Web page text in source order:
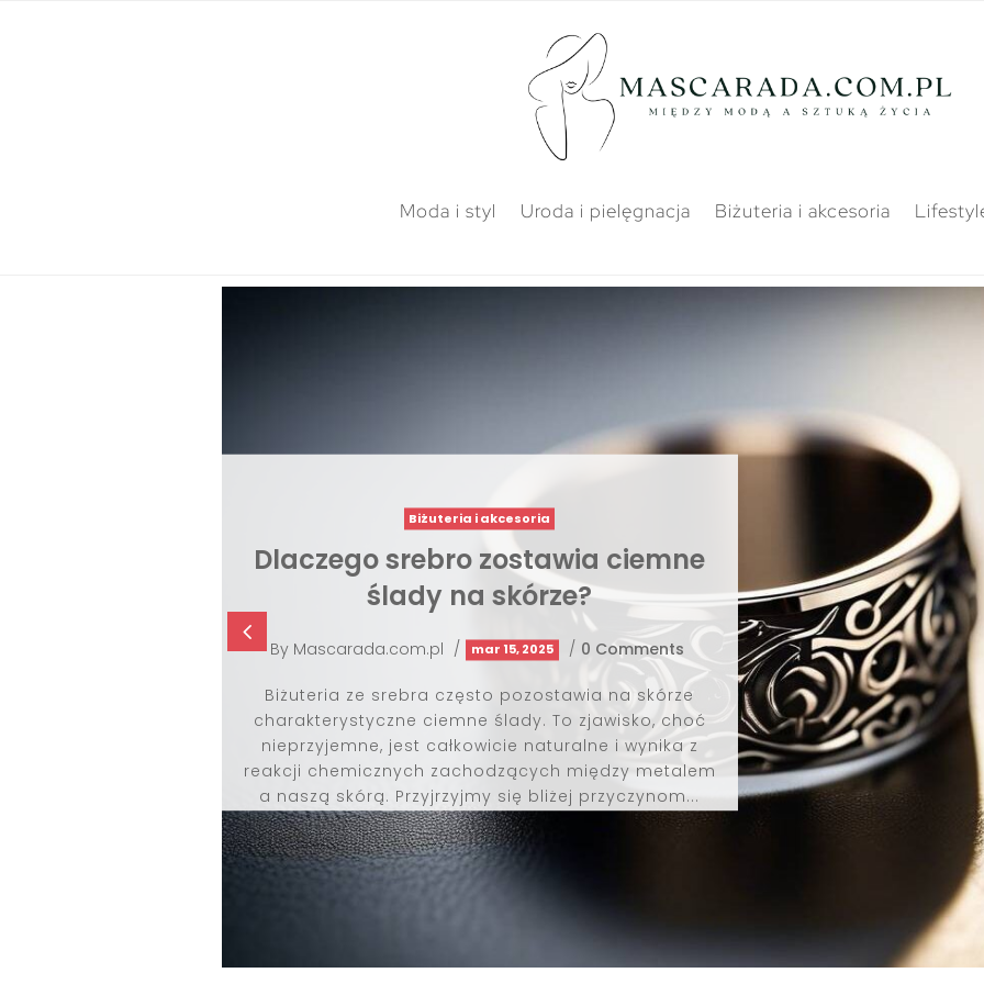
Moda i styl Uroda i pielęgnacja Biżuteria i akcesoria
Biżuteria i akcesoria
Dlaczego srebro zostawia ciemne
ślady na skórze?
By Mascarada.com.pl / mar 15, 2025 / 0 Comments
Biżuteria ze srebra często pozostawia na skórze
charakterystyczne ciemne ślady. To zjawisko, choć
nieprzyjemne, jest całkowicie naturalne i wynika z
reakcji chemicznych zachodzących między metalem
a naszą skórą. Przyjrzyjmy się bliżej przyczynom...
4